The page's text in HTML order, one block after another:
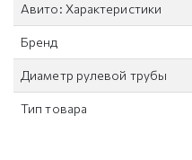
Авито: Характеристики
Бренд
Диаметр рулевой трубы
Тип товара